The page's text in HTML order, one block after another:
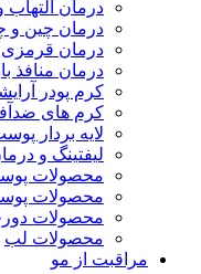
درمان
درمان چین
درمان
درمان منافذ
کرم پودر
کرم های
لایه بردار
لیفتینگ و
محصولات
محصولات
محصولات
محصولات لب
مراقبت از مو